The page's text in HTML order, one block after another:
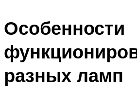
Особенности
разных ламп